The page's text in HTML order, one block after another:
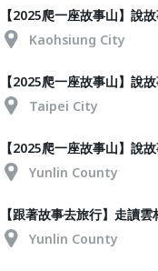
【2025爬一座故事山】說
Kaohsiung City
【2025爬一座故事山】說
Taipei City
【2025爬一座故事山】說
Yunlin County
【跟著故事去旅行】走讀
Yunlin County